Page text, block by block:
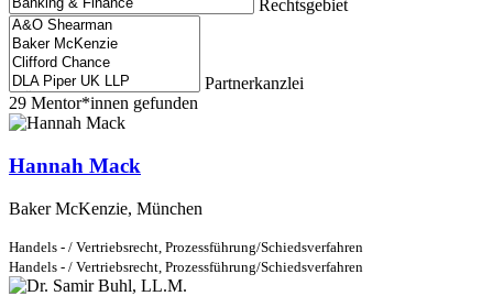
Rechtsgebiet
Partnerkanzlei
29 Mentor*innen gefunden
Hannah Mack
Baker McKenzie, München
Handels - / Vertriebsrecht, Prozessführung/Schiedsverfahren
Handels - / Vertriebsrecht, Prozessführung/Schiedsverfahren